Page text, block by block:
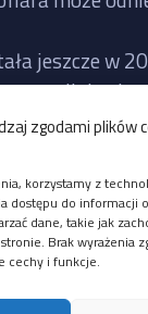
zgodami plików
korzystamy z
dostępu do informacji
dane, takie jak
Brak wyrażenia
cechy i funkcje.
jeszcze w
mijają się
nie działał
ale mógł